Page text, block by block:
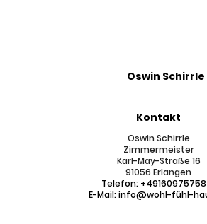
Oswin Schirrle
Kontakt
Oswin Schirrle
Zimmermeister
Karl-May-Straße 16
91056 Erlangen
Telefon:
E-Mail: info@wohl-fühl-